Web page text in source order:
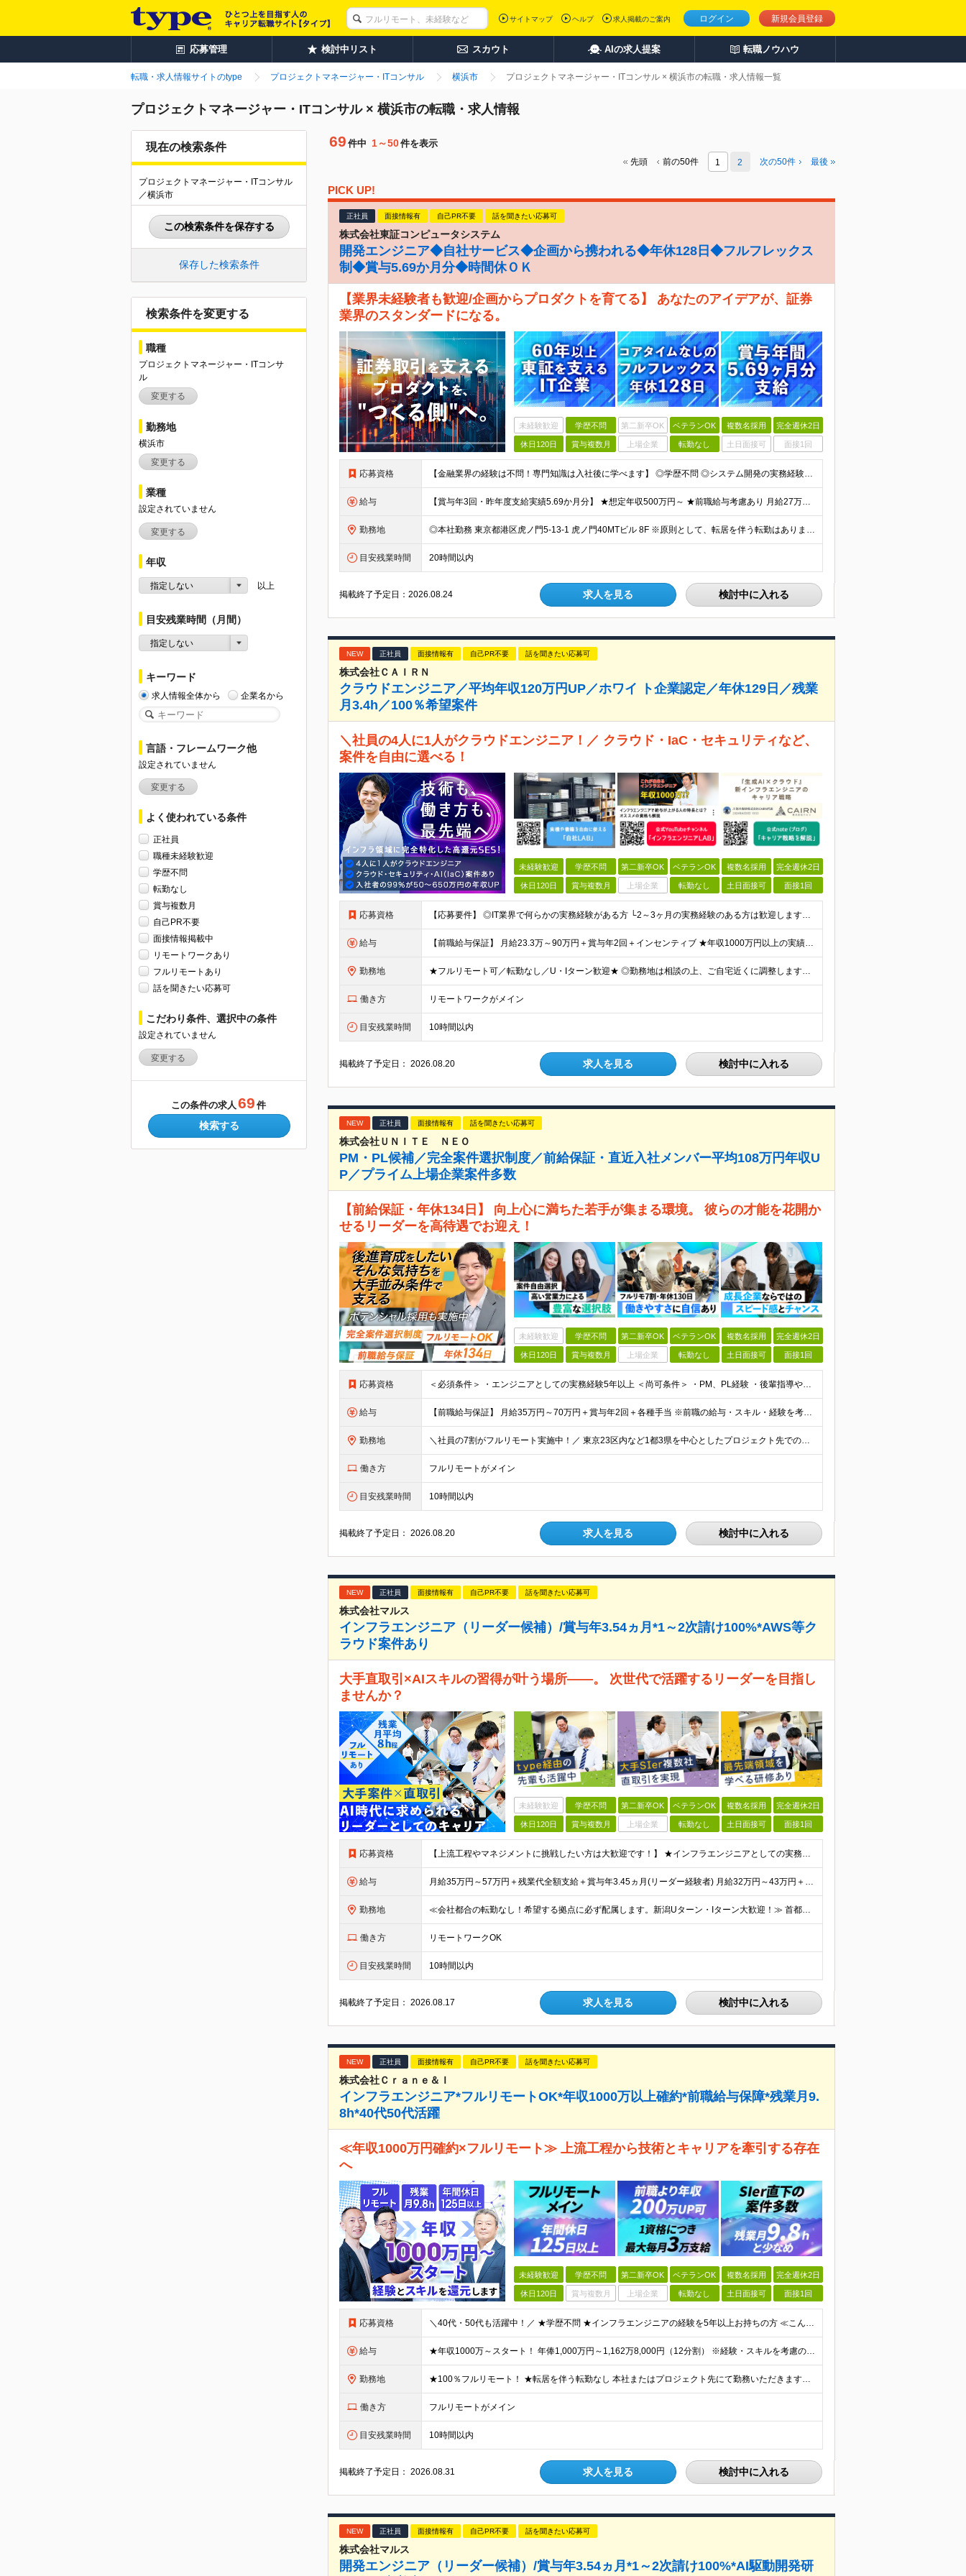
ログイン 新規会員登録
サイトマップ ヘルプ 求人掲載のご案内
応募管理 検討中リスト スカウト AIの求人提案 転職ノウハウ
転職・求人情報サイトのtype プロジェクトマネージャー・ITコンサル 横浜市 プロジェクトマネージャー・ITコンサル × 横浜市の転職・求人情報一覧
プロジェクトマネージャー・ITコンサル × 横浜市の転職・求人情報
現在の検索条件
プロジェクトマネージャー・ITコンサル
／横浜市
この検索条件を保存する
保存した検索条件
検索条件を変更する
職種
プロジェクトマネージャー・ITコンサ
ル
変更する
勤務地
横浜市
変更する
業種
設定されていません
変更する
年収
指定しない 以上
目安残業時間（月間）
指定しない
キーワード
求人情報全体から 企業名から
言語・フレームワーク他
設定されていません
変更する
よく使われている条件
正社員
職種未経験歓迎
学歴不問
転勤なし
賞与複数月
自己PR不要
面接情報掲載中
リモートワークあり
フルリモートあり
話を聞きたい応募可
こだわり条件、選択中の条件
設定されていません
変更する
この条件の求人 69 件
検索する
69 件中 1～50件を表示
先頭 前の50件 1 2 次の50件 最後
PICK UP!
正社員 面接情報有 自己PR不要 話を聞きたい応募可
株式会社東証コンピュータシステム
開発エンジニア◆自社サービス◆企画から携われる◆年休128日◆フルフレックス
制◆賞与5.69か月分◆時間休ＯＫ
【業界未経験者も歓迎/企画からプロダクトを育てる】 あなたのアイデアが、証券
業界のスタンダードになる。
未経験歓迎 学歴不問 第二新卒OK ベテランOK 複数名採用 完全週休2日
休日120日 賞与複数月 上場企業 転勤なし 土日面接可 面接1回
応募資格 【金融業界の経験は不問！専門知識は入社後に学べます】 ◎学歴不問 ◎システム開発の実務経験をお持ちの方 └3年以上・Java、C#いずれかの使用経験をお持ちの方を想定しております 【以下のような方は
給与 【賞与年3回・昨年度支給実績5.69か月分】 ★想定年収500万円～ ★前職給与考慮あり 月給27万円～59万円 +残業代全額支給(1分単位、監督職以下) +人事評価による賞与年2回（4月/10月）
勤務地 ◎本社勤務 東京都港区虎ノ門5-13-1 虎ノ門40MTビル 8F ※原則として、転居を伴う転勤はありません ※(変更の範囲)上記を除く当社関連勤務地
目安残業時間 20時間以内
掲載終了予定日：2026.08.24 求人を見る 検討中に入れる
NEW 正社員 面接情報有 自己PR不要 話を聞きたい応募可
株式会社ＣＡＩＲＮ
クラウドエンジニア／平均年収120万円UP／ホワイ ト企業認定／年休129日／残業
月3.4h／100％希望案件
＼社員の4人に1人がクラウドエンジニア！／ クラウド・IaC・セキュリティなど、
案件を自由に選べる！
未経験歓迎 学歴不問 第二新卒OK ベテランOK 複数名採用 完全週休2日
休日120日 賞与複数月 上場企業 転勤なし 土日面接可 面接1回
応募資格 【応募要件】 ◎IT業界で何らかの実務経験がある方 └2～3ヶ月の実務経験のある方は歓迎します！ 例）PCキッティングやモバイル通信基地局の業務経験者など インフラエンジニアとして経験のある方は、
給与 【前職給与保証】 月給23.3万～90万円＋賞与年2回＋インセンティブ ★年収1000万円以上の実績あり！ ※上記月給には月20～30時間分（2万9,300円～21万7,900円）の固定残業代を含み
勤務地 ★フルリモート可／転勤なし／U・Iターン歓迎★ ◎勤務地は相談の上、ご自宅近くに調整します！ 【勤務地】 本社、または東京／埼玉／千葉／神奈川／愛知／仙台のクライアント先 ◎完全在宅（フルリモート）
働き方 リモートワークがメイン
目安残業時間 10時間以内
掲載終了予定日：2026.08.20 求人を見る 検討中に入れる
NEW 正社員 面接情報有 話を聞きたい応募可
株式会社ＵＮＩＴＥ ＮＥＯ
PM・PL候補／完全案件選択制度／前給保証・直近入社メンバー平均108万円年収U
P／プライム上場企業案件多数
【前給保証・年休134日】 向上心に満ちた若手が集まる環境。 彼らの才能を花開か
せるリーダーを高待遇でお迎え！
未経験歓迎 学歴不問 第二新卒OK ベテランOK 複数名採用 完全週休2日
休日120日 賞与複数月 上場企業 転勤なし 土日面接可 面接1回
応募資格 ＜必須条件＞ ・エンジニアとしての実務経験5年以上 ＜尚可条件＞ ・PM、PL経験 ・後輩指導やチームリーダーなど、何らかのリード経験 ※リーダー未経験の方のご応募も大歓迎です！ポテンシャル採用を
給与 【前職給与保証】 月給35万円～70万円＋賞与年2回＋各種手当 ※前職の給与・スキル・経験を考慮の上、決定いたします。 ※月給には固定残業代（月30時間分／5万円～10万円）を含みます。超過分は別途
勤務地 ＼社員の7割がフルリモート実施中！／ 東京23区内など1都3県を中心としたプロジェクト先での勤務となります。 ※勤務地は希望を考慮します ≪本社≫ 東京都渋谷区恵比寿南1丁目3番7号 隅越ビル5階
働き方 フルリモートがメイン
目安残業時間 10時間以内
掲載終了予定日：2026.08.20 求人を見る 検討中に入れる
NEW 正社員 面接情報有 自己PR不要 話を聞きたい応募可
株式会社マルス
インフラエンジニア（リーダー候補）/賞与年3.54ヵ月*1～2次請け100%*AWS等ク
ラウド案件あり
大手直取引×AIスキルの習得が叶う場所――。 次世代で活躍するリーダーを目指し
ませんか？
未経験歓迎 学歴不問 第二新卒OK ベテランOK 複数名採用 完全週休2日
休日120日 賞与複数月 上場企業 転勤なし 土日面接可 面接1回
応募資格 【上流工程やマネジメントに挑戦したい方は大歓迎です！】 ★インフラエンジニアとしての実務経験をお持ちの方 ★上記に加え、下記いずれかに該当する方 ・チームのリーダー／サブリーダーの経験をお持ちの方 ・
給与 月給35万円～57万円＋残業代全額支給＋賞与年3.45ヵ月(リーダー経験者) 月給32万円～43万円＋残業代全額支給＋賞与年3.45ヵ月(実務経験者) 入社時想定年収： 490万円～798万円(リー
勤務地 ≪会社都合の転勤なし！希望する拠点に必ず配属します。新潟Uターン・Iターン大歓迎！≫ 首都圏(東京、神奈川、千葉、埼玉)または新潟市、長岡市周辺のお客様先または各拠点での勤務となります。 ■東京支社
働き方 リモートワークOK
目安残業時間 10時間以内
掲載終了予定日：2026.08.17 求人を見る 検討中に入れる
NEW 正社員 面接情報有 自己PR不要 話を聞きたい応募可
株式会社Ｃｒａｎｅ＆Ｉ
インフラエンジニア*フルリモートOK*年収1000万以上確約*前職給与保障*残業月9.
8h*40代50代活躍
≪年収1000万円確約×フルリモート≫ 上流工程から技術とキャリアを牽引する存在
へ
未経験歓迎 学歴不問 第二新卒OK ベテランOK 複数名採用 完全週休2日
休日120日 賞与複数月 上場企業 転勤なし 土日面接可 面接1回
応募資格 ＼40代・50代も活躍中！／ ★学歴不問 ★インフラエンジニアの経験を5年以上お持ちの方 ≪こんな方にピッタリです！≫ ◎自身の市場価値を正当に評価してほしい ◎今より年収をアップさせたい ◎多彩な
給与 ★年収1000万～スタート！ 年俸1,000万円～1,162万8,000円（12分割） ※経験・スキルを考慮の上決定します ※上記金額には固定残業代（月30h分・158,400円～184,000円
勤務地 ★100％フルリモート！ ★転居を伴う転勤なし 本社またはプロジェクト先にて勤務いただきます！ ※プロジェクト先は一都三県及び23区内がメイン 【本社】 東京都新宿区神楽坂1-2 研究社英語センタ
働き方 フルリモートがメイン
目安残業時間 10時間以内
掲載終了予定日：2026.08.31 求人を見る 検討中に入れる
NEW 正社員 面接情報有 自己PR不要 話を聞きたい応募可
株式会社マルス
開発エンジニア（リーダー候補）/賞与年3.54ヵ月*1～2次請け100%*AI駆動開発研